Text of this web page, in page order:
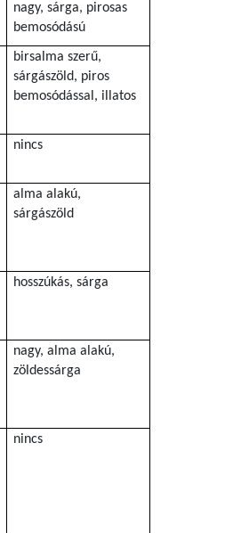
nagy, sárga, pirosas
bemosódású
birsalma szerű,
sárgászöld, piros
bemosódással, illatos
nincs
alma alakú,
sárgászöld
hosszúkás, sárga
nagy, alma alakú,
zöldessárga
nincs